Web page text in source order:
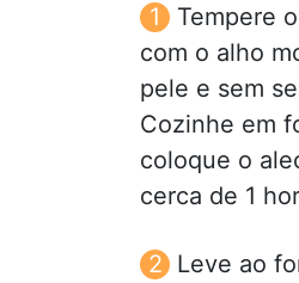
Tempere
com o alho
pele e sem
Cozinhe em
coloque o
cerca de 1
Leve ao